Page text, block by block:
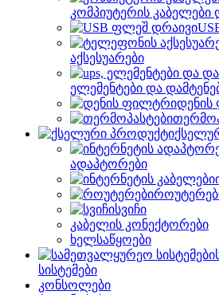
კომპიუტერის კაბელები
აქსესუარები
ელემენტები და
ადაპტორები
სვიჩი
კაბელის კონექტორები
ხელსაწყოები
სისტემები
კონსოლები